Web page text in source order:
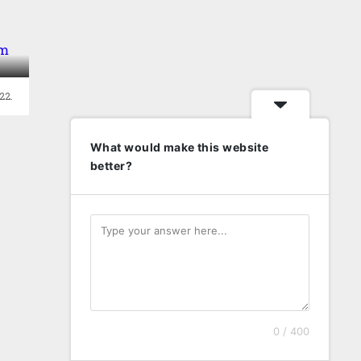
What would make this website
better?
0 / 400